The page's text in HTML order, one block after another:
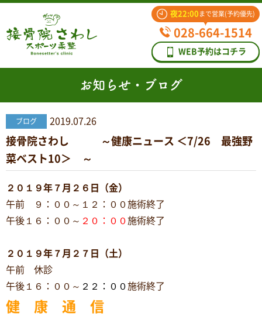
夜22:00 まで営業(予約優先)
028-664-1514
WEB予約はコチラ
お知らせ・ブログ
ブログ 2019.07.26
接骨院さわし ～健康ニュース ＜7/26 最強野
菜ベスト10＞ ～
２０１９年７月２６日（金）
午前 ９：００～１２：００施術終了
午後１６：００～ ２０：００施術終了
２０１９年７月２７日（土）
午前 休診
午後１６：００～ ２２：００施術終了
健 康 通 信